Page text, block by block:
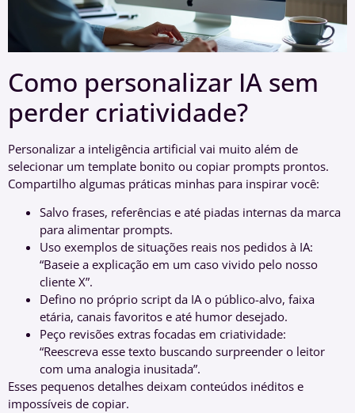
Como personalizar IA sem
perder criatividade?
Personalizar a inteligência artificial vai muito além de
selecionar um template bonito ou copiar prompts prontos.
Compartilho algumas práticas minhas para inspirar você:
Salvo frases, referências e até piadas internas da marca
para alimentar prompts.
Uso exemplos de situações reais nos pedidos à IA:
“Baseie a explicação em um caso vivido pelo nosso
cliente X”.
Defino no próprio script da IA o público-alvo, faixa
etária, canais favoritos e até humor desejado.
Peço revisões extras focadas em criatividade:
“Reescreva esse texto buscando surpreender o leitor
com uma analogia inusitada”.
Esses pequenos detalhes deixam conteúdos inéditos e
impossíveis de copiar.